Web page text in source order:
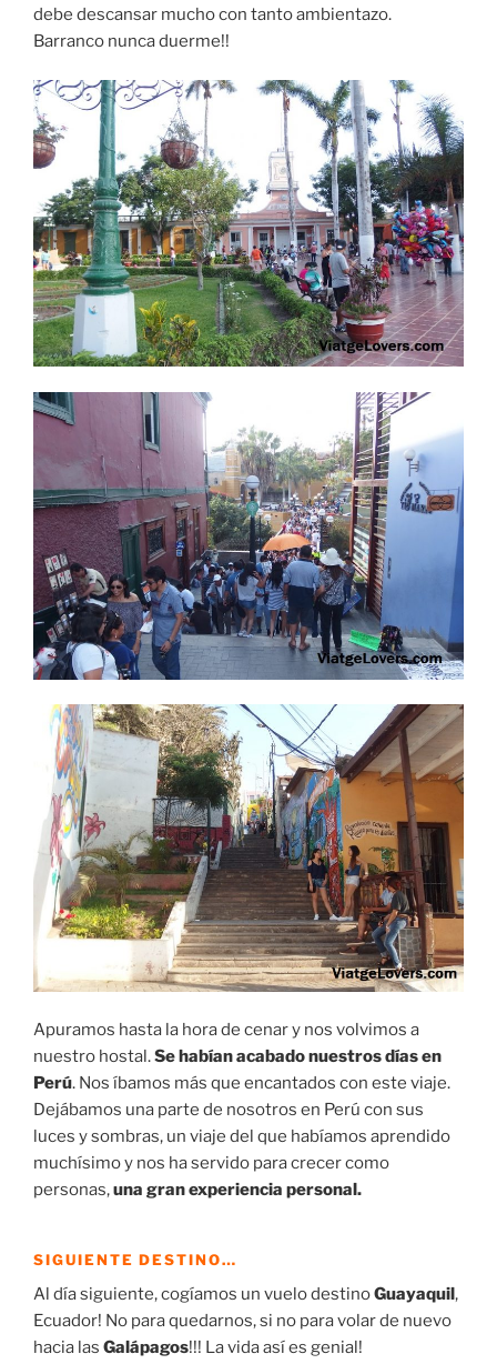
debe descansar mucho con tanto ambientazo.
Barranco nunca duerme!!
Apuramos hasta la hora de cenar y nos volvimos a
nuestro hostal.Se habían acabado nuestros días en
Perú. Nos íbamos más que encantados con este viaje.
Dejábamos una parte de nosotros en Perú con sus
luces y sombras, un viaje del que habíamos aprendido
muchísimo y nos ha servido para crecer como
personas,una gran experiencia personal.
SIGUIENTE DESTINO…
Al día siguiente, cogíamos un vuelo destinoGuayaquil,
Ecuador! No para quedarnos, si no para volar de nuevo
hacia las Galápagos!!! La vida así es genial!